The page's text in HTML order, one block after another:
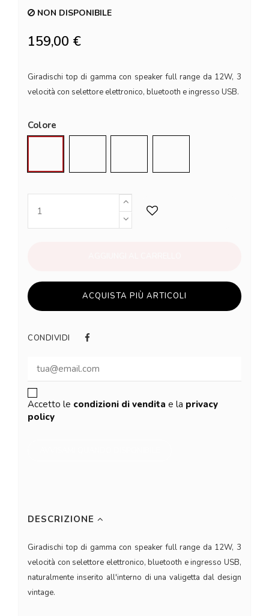
NON DISPONIBILE
159,00 €
Giradischi top di gamma con speaker full range da 12W, 3
velocità con selettore elettronico, bluetooth e ingresso USB.
Colore
ACQUISTA PIÙ ARTICOLI
CONDIVIDI
Accetto le condizioni di vendita e la privacy
policy
DESCRIZIONE
Giradischi top di gamma con speaker full range da 12W, 3
velocità con selettore elettronico, bluetooth e ingresso USB,
naturalmente inserito all'interno di una valigetta dal design
vintage.